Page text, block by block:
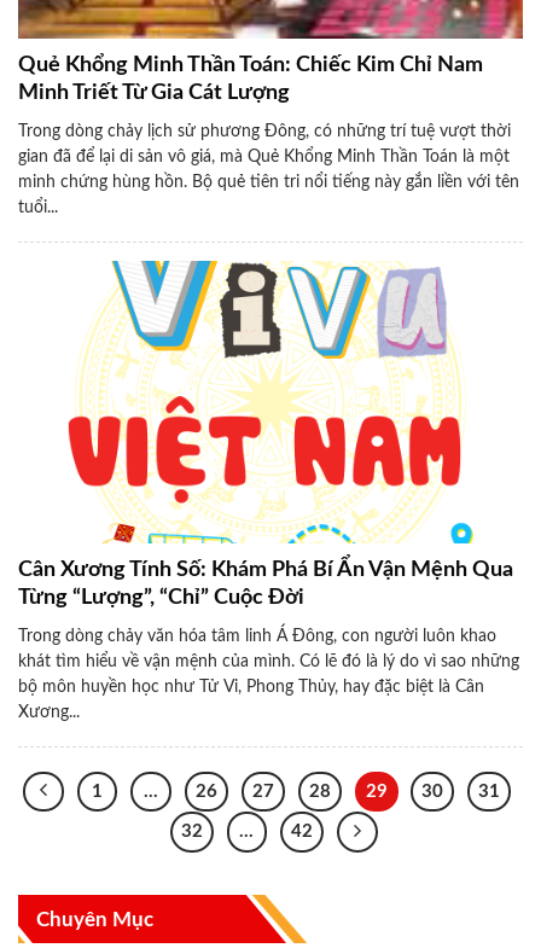
Chuyên Mục
Quẻ Khổng Minh Thần Toán: Chiếc Kim Chỉ Nam
Minh Triết Từ Gia Cát Lượng
Trong dòng chảy lịch sử phương Đông, có những trí tuệ vượt thời
gian đã để lại di sản vô giá, mà Quẻ Khổng Minh Thần Toán là một
minh chứng hùng hồn. Bộ quẻ tiên tri nổi tiếng này gắn liền với tên
tuổi...
Cân Xương Tính Số: Khám Phá Bí Ẩn Vận Mệnh Qua
Từng “Lượng”, “Chỉ” Cuộc Đời
Trong dòng chảy văn hóa tâm linh Á Đông, con người luôn khao
khát tìm hiểu về vận mệnh của mình. Có lẽ đó là lý do vì sao những
bộ môn huyền học như Tử Vi, Phong Thủy, hay đặc biệt là Cân
Xương...
1 … 26 27 28 29 30 31
32 … 42